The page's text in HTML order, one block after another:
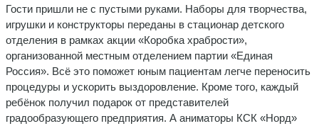
Гости пришли не с пустыми руками. Наборы для творчества,
игрушки и конструкторы переданы в стационар детского
отделения в рамках акции «Коробка храбрости»,
организованной местным отделением партии «Единая
Россия». Всё это поможет юным пациентам легче переносить
процедуры и ускорить выздоровление. Кроме того, каждый
ребёнок получил подарок от представителей
градообразующего предприятия. А аниматоры КСК «Норд»